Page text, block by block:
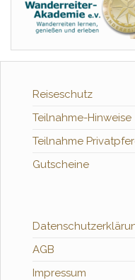
Reiseschutz
Teilnahme-Hinweise
Teilnahme
Gutscheine
AGB
Impressum